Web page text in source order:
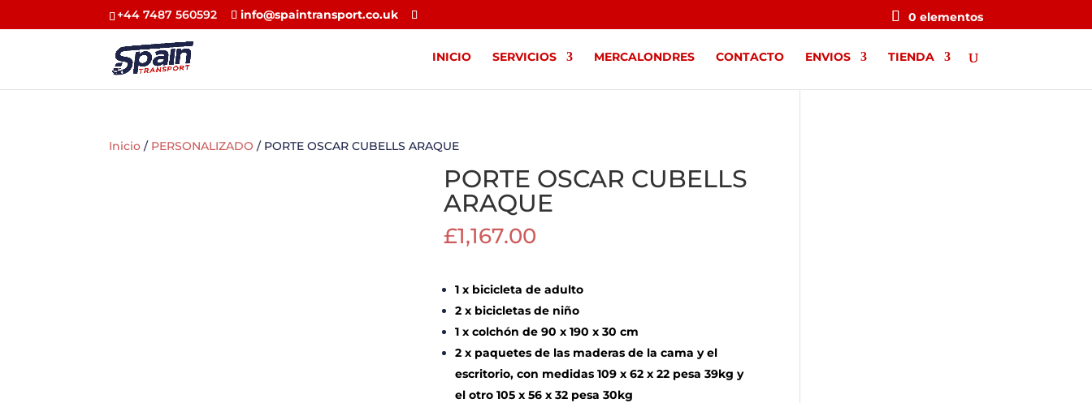
+44 7487 560592 info@spaintransport.co.uk 0 elementos
INICIO SERVICIOS MERCALONDRES CONTACTO ENVIOS TIENDA
Inicio / PERSONALIZADO / PORTE OSCAR CUBELLS ARAQUE
PORTE OSCAR CUBELLS
ARAQUE
£1,167.00
1 x bicicleta de adulto
2 x bicicletas de niño
1 x colchón de 90 x 190 x 30 cm
2 x paquetes de las maderas de la cama y el
escritorio, con medidas 109 x 62 x 22 pesa 39kg y
el otro 105 x 56 x 32 pesa 30kg